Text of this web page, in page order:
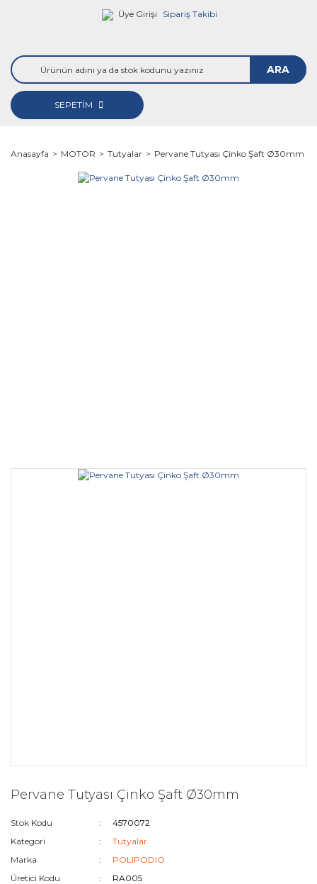
Üye Girişi Sipariş Takibi
ARA
SEPETİM
Anasayfa MOTOR Tutyalar Pervane Tutyası Çinko Şaft Ø30mm
Pervane Tutyası Çinko Şaft Ø30mm
Stok Kodu
4570072
Kategori
Tutyalar
Marka
POLIPODIO
Üretici Kodu
RA005